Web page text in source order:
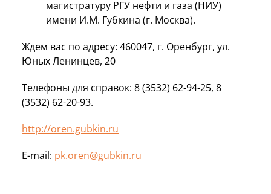
магистратуру РГУ нефти и газа (НИУ)
имени И.М. Губкина (г. Москва).
Ждем вас по адресу: 460047, г. Оренбург, ул.
Юных Ленинцев, 20
Телефоны для справок: 8 (3532) 62-94-25, 8
(3532) 62-20-93.
httр://oren.gubkin.ru
E-mail: pk.oren@gubkin.ru